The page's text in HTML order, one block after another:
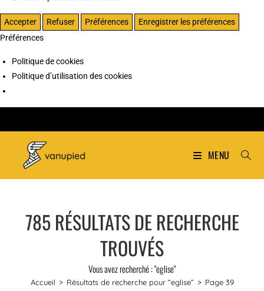
Accepter Refuser Préférences
Enregistrer les préférences
Préférences
Politique de cookies
Politique d’utilisation des cookies
MENU
785RÉSULTATS DE RECHERCHE
TROUVÉS
Vous avez recherché : "eglise"
Accueil > Résultats de recherche pour“eglise” > Page 39